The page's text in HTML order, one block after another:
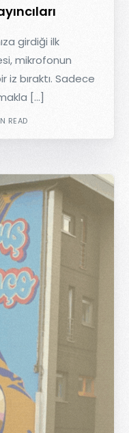
girdiği ilk
mikrofonun
bıraktı. Sadece
[…]
READ